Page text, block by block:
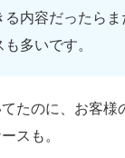
内容だったらま
多いです。
たのに、お客様
スも。